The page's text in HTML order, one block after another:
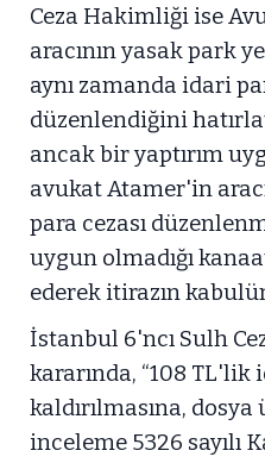
Ceza Hakimliği ise
aracının yasak park
aynı zamanda idari
düzenlendiğini
ancak bir yaptırım
avukat Atamer'in
para cezası
uygun olmadığı
ederek itirazın
İstanbul 6'ncı Sulh
kararında, “108 TL'lik
kaldırılmasına,
inceleme 5326 sayılı